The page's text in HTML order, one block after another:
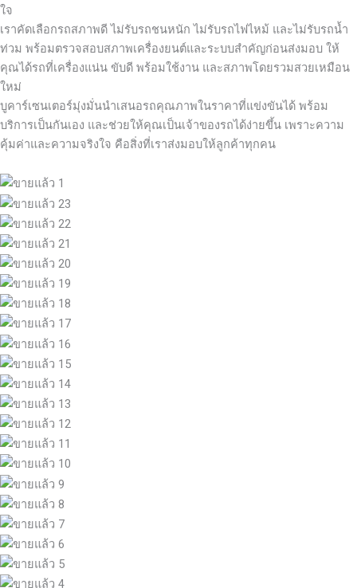
ใจ
เราคัดเลือกรถสภาพดี ไม่รับรถชนหนัก ไม่รับรถไฟไหม้ และไม่รับรถน้ำ
ท่วม พร้อมตรวจสอบสภาพเครื่องยนต์และระบบสำคัญก่อนส่งมอบ ให้
คุณได้รถที่เครื่องแน่น ขับดี พร้อมใช้งาน และสภาพโดยรวมสวยเหมือน
ใหม่
บูคาร์เซนเตอร์มุ่งมั่นนำเสนอรถคุณภาพในราคาที่แข่งขันได้ พร้อม
บริการเป็นกันเอง และช่วยให้คุณเป็นเจ้าของรถได้ง่ายขึ้น เพราะความ
คุ้มค่าและความจริงใจ คือสิ่งที่เราส่งมอบให้ลูกค้าทุกคน